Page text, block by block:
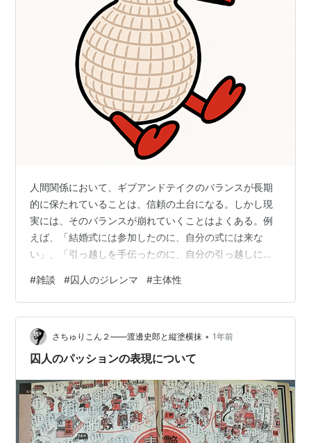
人間関係において、ギブアンドテイクのバランスが長期
的に保たれていることは、信頼の土台になる。しかし現
実には、そのバランスが崩れていくことはよくある。例
えば、「結婚式には参加したのに、自分の式には来な
い」、「引っ越しを手伝ったのに、自分の引っ越しには
不信感になる。（もっとも、「おかえし」を約束したわ
けじゃないので「裏切り」と断じるのはいささか過激か
もしれないが） これは「囚人のジレンマ」に似た構造を
持っていて、最も健全な対応は「しっぺ返し戦略」だと
されている。つまり、最初は信頼して協力し、裏切られ
す…
#雑談 #囚人のジレンマ #主体性
さちゅりこん２――渡邊史郎と縦塗横抹 • 1年前
囚人のパッションの表現について